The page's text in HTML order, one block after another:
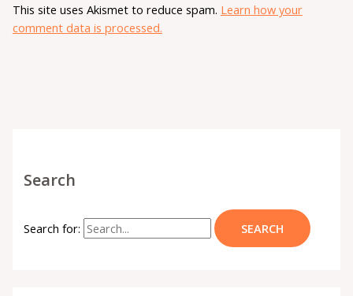
This site uses Akismet to reduce spam. Learn how your
comment data is processed.
Search
Search for: